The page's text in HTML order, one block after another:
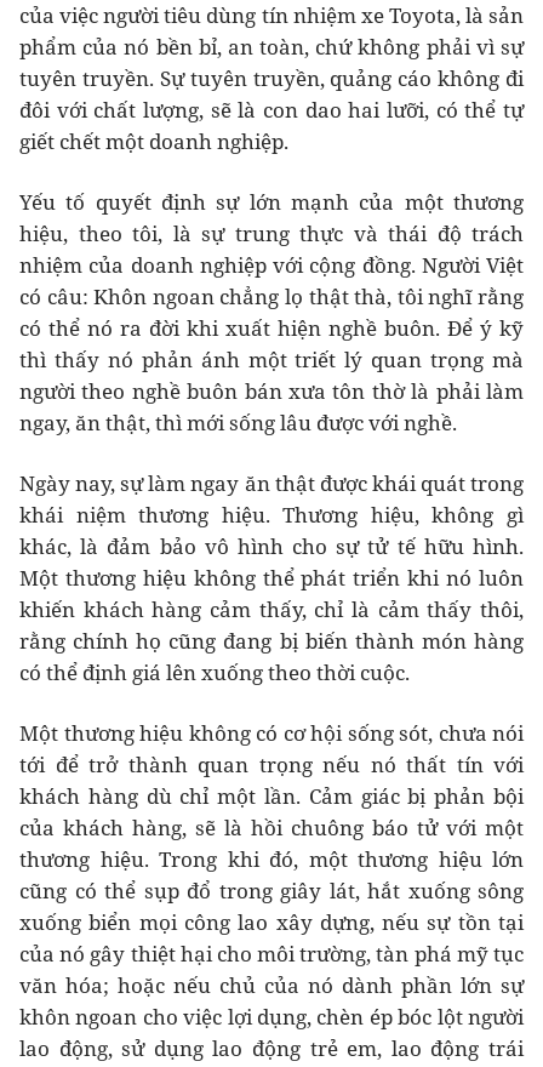
của việc người tiêu dùng tín nhiệm xe Toyota, là sản
phẩm của nó bền bỉ, an toàn, chứ không phải vì sự
tuyên truyền. Sự tuyên truyền, quảng cáo không đi
đôi với chất lượng, sẽ là con dao hai lưỡi, có thể tự
giết chết một doanh nghiệp.
Yếu tố quyết định sự lớn mạnh của một thương
hiệu, theo tôi, là sự trung thực và thái độ trách
nhiệm của doanh nghiệp với cộng đồng. Người Việt
có câu: Khôn ngoan chẳng lọ thật thà, tôi nghĩ rằng
có thể nó ra đời khi xuất hiện nghề buôn. Để ý kỹ
thì thấy nó phản ánh một triết lý quan trọng mà
người theo nghề buôn bán xưa tôn thờ là phải làm
ngay, ăn thật, thì mới sống lâu được với nghề.
Ngày nay, sự làm ngay ăn thật được khái quát trong
khái niệm thương hiệu. Thương hiệu, không gì
khác, là đảm bảo vô hình cho sự tử tế hữu hình.
Một thương hiệu không thể phát triển khi nó luôn
khiến khách hàng cảm thấy, chỉ là cảm thấy thôi,
rằng chính họ cũng đang bị biến thành món hàng
có thể định giá lên xuống theo thời cuộc.
Một thương hiệu không có cơ hội sống sót, chưa nói
tới để trở thành quan trọng nếu nó thất tín với
khách hàng dù chỉ một lần. Cảm giác bị phản bội
của khách hàng, sẽ là hồi chuông báo tử với một
thương hiệu. Trong khi đó, một thương hiệu lớn
cũng có thể sụp đổ trong giây lát, hắt xuống sông
xuống biển mọi công lao xây dựng, nếu sự tồn tại
của nó gây thiệt hại cho môi trường, tàn phá mỹ tục
văn hóa; hoặc nếu chủ của nó dành phần lớn sự
khôn ngoan cho việc lợi dụng, chèn ép bóc lột người
lao động, sử dụng lao động trẻ em, lao động trái